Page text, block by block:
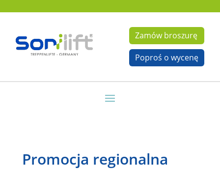
Zamów broszurę
Poproś o wycenę
Promocja regionalna